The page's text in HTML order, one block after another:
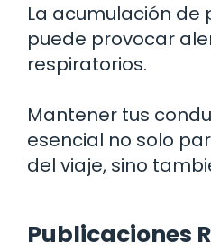
La acumulación de
puede provocar
respiratorios.
Mantener tus
esencial no solo
del viaje, sino
Publicaciones